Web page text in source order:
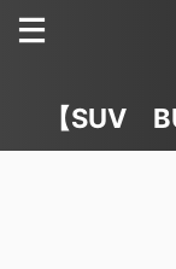
【SUV